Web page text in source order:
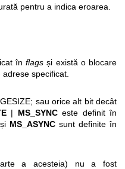
pentru a indica eroarea.
înflags și există o blocare
specificat.
sau orice alt bit decât
| MS_SYNCeste definit în
MS_ASYNC sunt definite în
a acesteia) nu a fost